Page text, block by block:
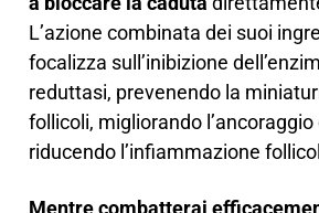
L’azione combinata dei suoi
focalizza sull’inibizione
reduttasi, prevenendo la
follicoli, migliorando l’ancoraggio
riducendo l’infiammazione
Mentre combatterai